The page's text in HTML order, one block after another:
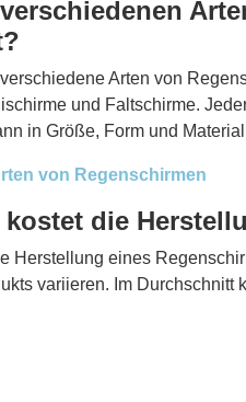
Arten von
und Faltschirme.
in Größe, Form und
von Regenschirmen
kostet die
Herstellung eines
variieren. Im